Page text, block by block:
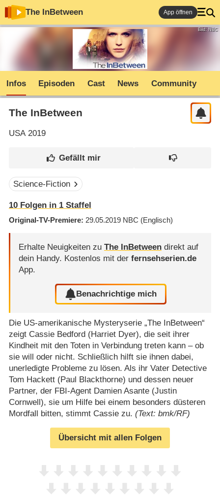
The InBetween App öffnen
Bild: NBC
Infos Episoden Cast News Community
The InBetween
USA2019
Science-Fiction
10Folgen in 1Staffel
Original-TV-Premiere 29.05.2019 NBC (Englisch)
Erhalte Neuigkeiten zu The InBetweendirekt auf
dein Handy. Kostenlos mit der fernsehserien.de
App.
Benachrichtige mich
Die US-amerikanische Mysteryserie „The InBetween“
zeigt Cassie Bedford (Harriet Dyer), die seit ihrer
Kindheit mit den Toten in Verbindung treten kann – ob
sie will oder nicht. Schließlich hilft sie ihnen dabei,
unerledigte Probleme zu lösen. Als ihr Vater Detective
Tom Hackett (Paul Blackthorne) und dessen neuer
Partner, der FBI-Agent Damien Asante (Justin
Cornwell), sie um Hilfe bei einem besonders düsteren
Mordfall bitten, stimmt Cassie zu. (Text: bmk/RF)
Übersicht mit allen Folgen